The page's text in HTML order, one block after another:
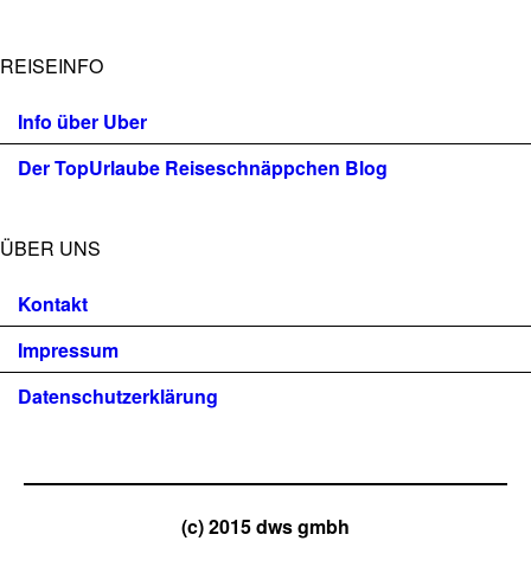
REISEINFO
Info über Uber
Der TopUrlaube Reiseschnäppchen Blog
ÜBER UNS
Kontakt
Impressum
Datenschutzerklärung
(c) 2015 dws gmbh